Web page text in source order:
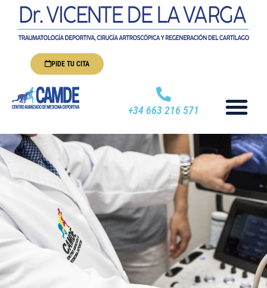
PIDE TU CITA
+34 663 216 571